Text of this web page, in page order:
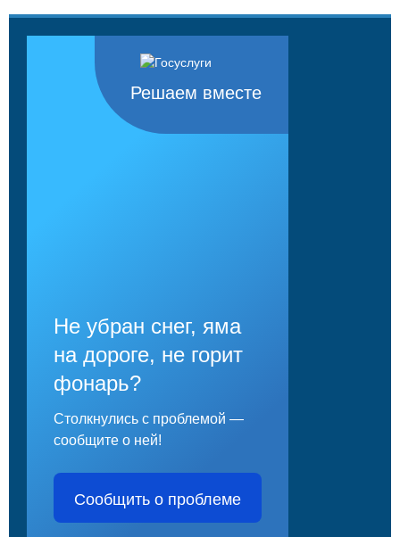
Решаем вместе
Не убран снег, яма
на дороге, не горит
фонарь?
Столкнулись с проблемой —
сообщите о ней!
Сообщить о проблеме